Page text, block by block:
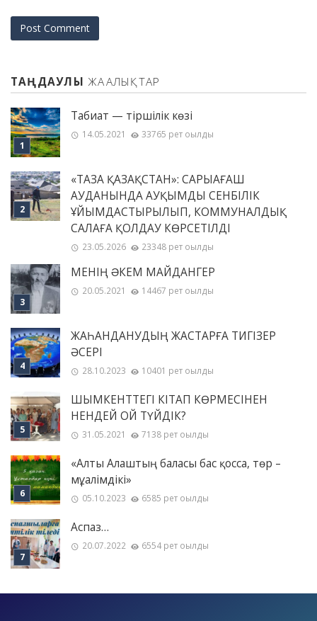
ТАҢДАУЛЫ ЖАҢАЛЫҚТАР
Табиғат — тіршілік көзі
14.05.2021 33765 рет оқылды
«ТАЗА ҚАЗАҚСТАН»: САРЫАҒАШ
АУДАНЫНДА АУҚЫМДЫ СЕНБІЛІК
ҰЙЫМДАСТЫРЫЛЫП, КОММУНАЛДЫҚ
САЛАҒА ҚОЛДАУ КӨРСЕТІЛДІ
23.05.2026 23348 рет оқылды
МЕНІҢ ƏКЕМ МАЙДАНГЕР
20.05.2021 14467 рет оқылды
ЖАҺАНДАНУДЫҢ ЖАСТАРҒА ТИГІЗЕР
ӘСЕРІ
28.10.2023 10401 рет оқылды
ШЫМКЕНТТЕГІ КІТАП КӨРМЕСІНЕН
НЕНДЕЙ ОЙ ТҮЙДІК?
31.05.2021 7138 рет оқылды
«Алты Алаштың баласы бас қосса, төр –
мұғалімдікі»
05.10.2023 6585 рет оқылды
Аспаз…
20.07.2022 6554 рет оқылды